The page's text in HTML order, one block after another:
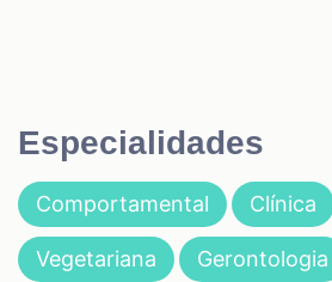
Especialidades
Comportamental Clínica
Vegetariana Gerontologia